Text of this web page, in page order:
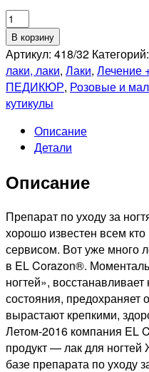
Количество
товара
EL
CORAZON
418/32
"Железная
лечение
14мл
В корзину
Артикул: 418/32 Категорий:
лаки, лаки, Лаки, Лечение
ПЕДИКЮР, Розовые и
кутикулы
Описание
Детали
Описание
Препарат по уходу за
хорошо известен всем
сервисом. Вот уже много
в EL Corazon®.
ногтей»,
состояния, предохраняет
вырастают крепкими,
Летом-2016 компания EL
продукт — лак для
базе препарата по уходу